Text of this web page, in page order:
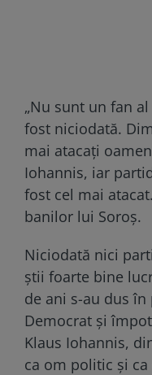
„Nu sunt un fan
fost niciodată.
mai atacați
Iohannis, iar
fost cel mai
banilor lui Soroș.
Niciodată nici
știi foarte bine
de ani s-au dus
Democrat și
Klaus Iohannis,
ca om politic și